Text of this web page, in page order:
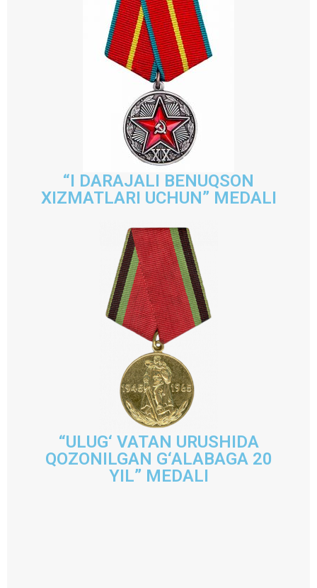
“I DARAJALI BENUQSON
XIZMATLARI UCHUN” MEDALI
“ULUG‘ VATAN URUSHIDA
QOZONILGAN G‘ALABAGA 20
YIL” MEDALI